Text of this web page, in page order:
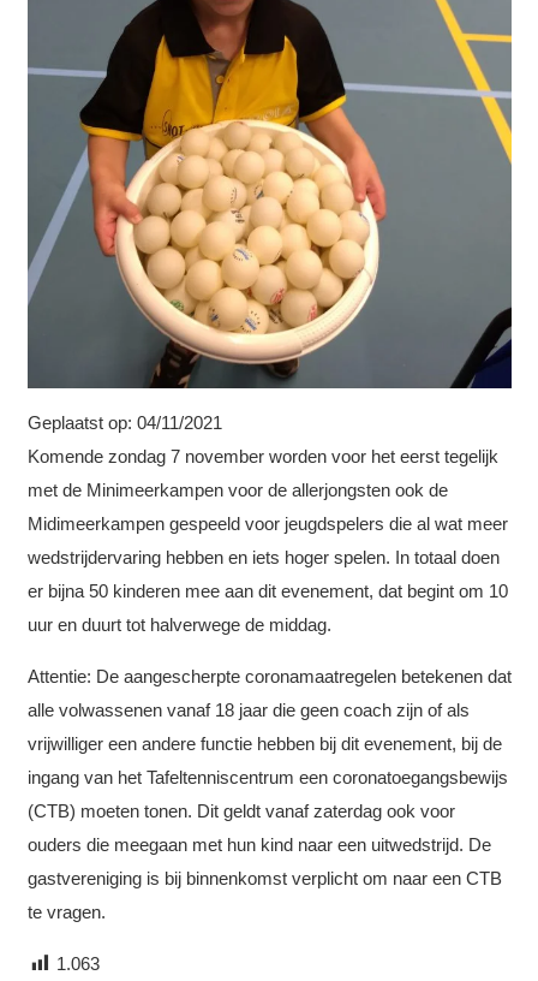
Geplaatst op: 04/11/2021
Komende zondag 7 november worden voor het eerst tegelijk
met de Minimeerkampen voor de allerjongsten ook de
Midimeerkampen gespeeld voor jeugdspelers die al wat meer
wedstrijdervaring hebben en iets hoger spelen. In totaal doen
er bijna 50 kinderen mee aan dit evenement, dat begint om 10
uur en duurt tot halverwege de middag.
Attentie: De aangescherpte coronamaatregelen betekenen dat
alle volwassenen vanaf 18 jaar die geen coach zijn of als
vrijwilliger een andere functie hebben bij dit evenement, bij de
ingang van het Tafeltenniscentrum een coronatoegangsbewijs
(CTB) moeten tonen. Dit geldt vanaf zaterdag ook voor
ouders die meegaan met hun kind naar een uitwedstrijd. De
gastvereniging is bij binnenkomst verplicht om naar een CTB
te vragen.
1.063